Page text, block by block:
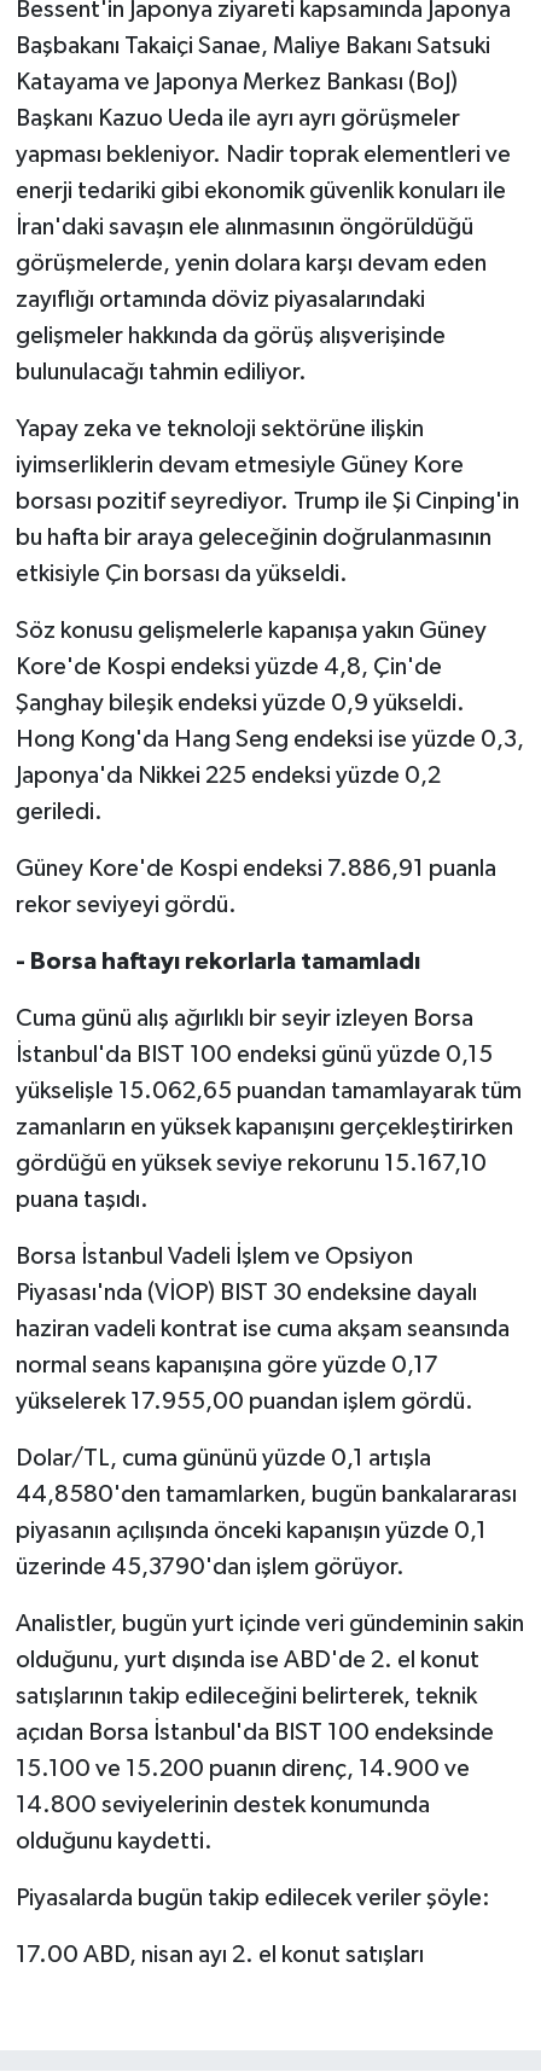
Bessent'in Japonya ziyareti kapsamında Japonya
Başbakanı Takaiçi Sanae, Maliye Bakanı Satsuki
Katayama ve Japonya Merkez Bankası (BoJ)
Başkanı Kazuo Ueda ile ayrı ayrı görüşmeler
yapması bekleniyor. Nadir toprak elementleri ve
enerji tedariki gibi ekonomik güvenlik konuları ile
İran'daki savaşın ele alınmasının öngörüldüğü
görüşmelerde, yenin dolara karşı devam eden
zayıflığı ortamında döviz piyasalarındaki
gelişmeler hakkında da görüş alışverişinde
bulunulacağı tahmin ediliyor.
Yapay zeka ve teknoloji sektörüne ilişkin
iyimserliklerin devam etmesiyle Güney Kore
borsası pozitif seyrediyor. Trump ile Şi Cinping'in
bu hafta bir araya geleceğinin doğrulanmasının
etkisiyle Çin borsası da yükseldi.
Söz konusu gelişmelerle kapanışa yakın Güney
Kore'de Kospi endeksi yüzde 4,8, Çin'de
Şanghay bileşik endeksi yüzde 0,9 yükseldi.
Hong Kong'da Hang Seng endeksi ise yüzde 0,3,
Japonya'da Nikkei 225 endeksi yüzde 0,2
geriledi.
Güney Kore'de Kospi endeksi 7.886,91 puanla
rekor seviyeyi gördü.
- Borsa haftayı rekorlarla tamamladı
Cuma günü alış ağırlıklı bir seyir izleyen Borsa
İstanbul'da BIST 100 endeksi günü yüzde 0,15
yükselişle 15.062,65 puandan tamamlayarak tüm
zamanların en yüksek kapanışını gerçekleştirirken
gördüğü en yüksek seviye rekorunu 15.167,10
puana taşıdı.
Borsa İstanbul Vadeli İşlem ve Opsiyon
Piyasası'nda (VİOP) BIST 30 endeksine dayalı
haziran vadeli kontrat ise cuma akşam seansında
normal seans kapanışına göre yüzde 0,17
yükselerek 17.955,00 puandan işlem gördü.
Dolar/TL, cuma gününü yüzde 0,1 artışla
44,8580'den tamamlarken, bugün bankalararası
piyasanın açılışında önceki kapanışın yüzde 0,1
üzerinde 45,3790'dan işlem görüyor.
Analistler, bugün yurt içinde veri gündeminin sakin
olduğunu, yurt dışında ise ABD'de 2. el konut
satışlarının takip edileceğini belirterek, teknik
açıdan Borsa İstanbul'da BIST 100 endeksinde
15.100 ve 15.200 puanın direnç, 14.900 ve
14.800 seviyelerinin destek konumunda
olduğunu kaydetti.
Piyasalarda bugün takip edilecek veriler şöyle:
17.00 ABD, nisan ayı 2. el konut satışları